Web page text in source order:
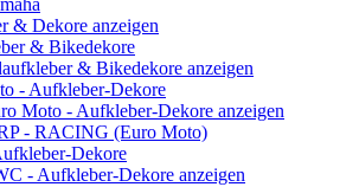
& Dekore anzeigen
& Bikedekore
& Bikedekore anzeigen
- Aufkleber-Dekore
Moto - Aufkleber-Dekore anzeigen
- RACING (Euro Moto)
Dekore
- Aufkleber-Dekore anzeigen